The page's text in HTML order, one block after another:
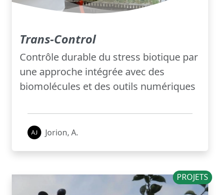
Trans-Control
Contrôle durable du stress biotique par
une approche intégrée avec des
biomolécules et des outils numériques
Jorion, A.
PROJETS